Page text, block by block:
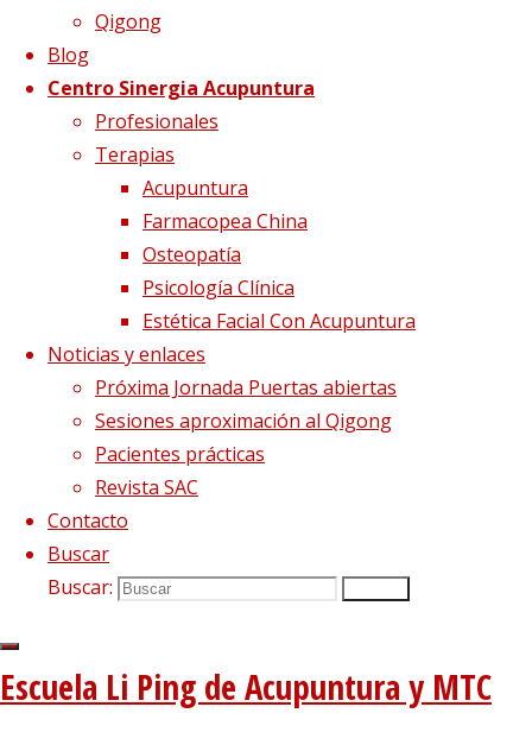
Qigong
Blog
Centro Sinergia Acupuntura
Profesionales
Terapias
Acupuntura
Farmacopea China
Osteopatía
Psicología Clínica
Estética Facial Con Acupuntura
Noticias y enlaces
Próxima Jornada Puertas abiertas
Sesiones aproximación al Qigong
Pacientes prácticas
Revista SAC
Contacto
Buscar
Buscar:
Escuela Li Ping de Acupuntura y MTC
inmunitario